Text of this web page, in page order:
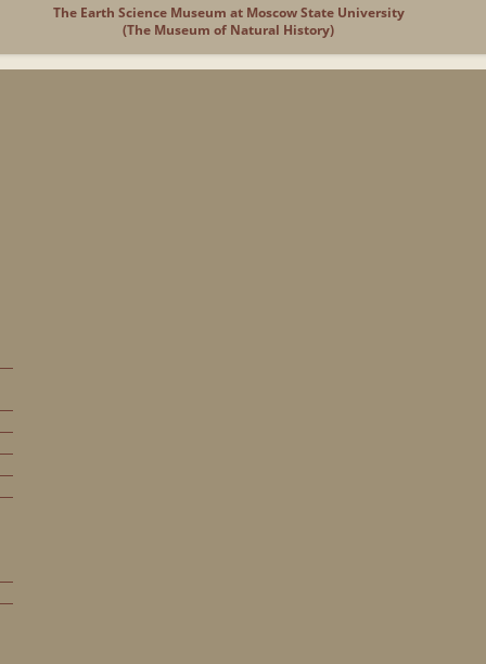
The Earth Science Museum at Moscow State University
(The Museum of Natural History)